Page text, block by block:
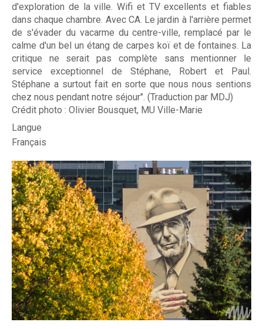
des
d'exploration de la ville. Wifi et TV excellents et fiables
dans chaque chambre. Avec CA. Le jardin à l'arrière permet
de s'évader du vacarme du centre-ville, remplacé par le
calme d'un bel un étang de carpes koï et de fontaines. La
critique ne serait pas complète sans mentionner le
service exceptionnel de Stéphane, Robert et Paul.
Stéphane a surtout fait en sorte que nous nous sentions
chez nous pendant notre séjour". (Traduction par MDJ)
Crédit photo : Olivier Bousquet, MU Ville-Marie
Langue
Français